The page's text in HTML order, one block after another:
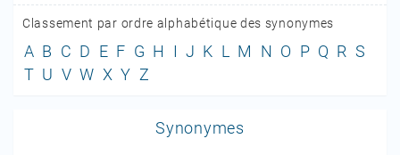
Classement par ordre alphabétique des synonymes
A B C D E F G H I J K L M N O P Q R S
T U V W X Y Z
Synonymes